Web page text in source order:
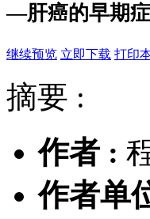
—肝癌的早期
继续预览 立即下载 打印
摘要 :
作者 :
作者单